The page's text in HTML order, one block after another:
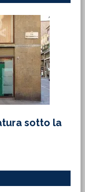
sotto la